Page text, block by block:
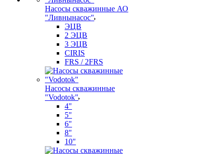
Насосы скважинные АО
"Ливнынасос"
ЭЦВ
2 ЭЦВ
3 ЭЦВ
CIRIS
FRS / 2FRS
Насосы скважинные
"Vodotok"
4"
5"
6"
8"
10"